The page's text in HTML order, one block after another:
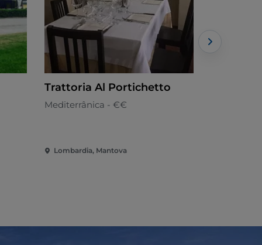
Trattoria Al Portichetto
Mediterrânica - €€
Lombardia, Mantova